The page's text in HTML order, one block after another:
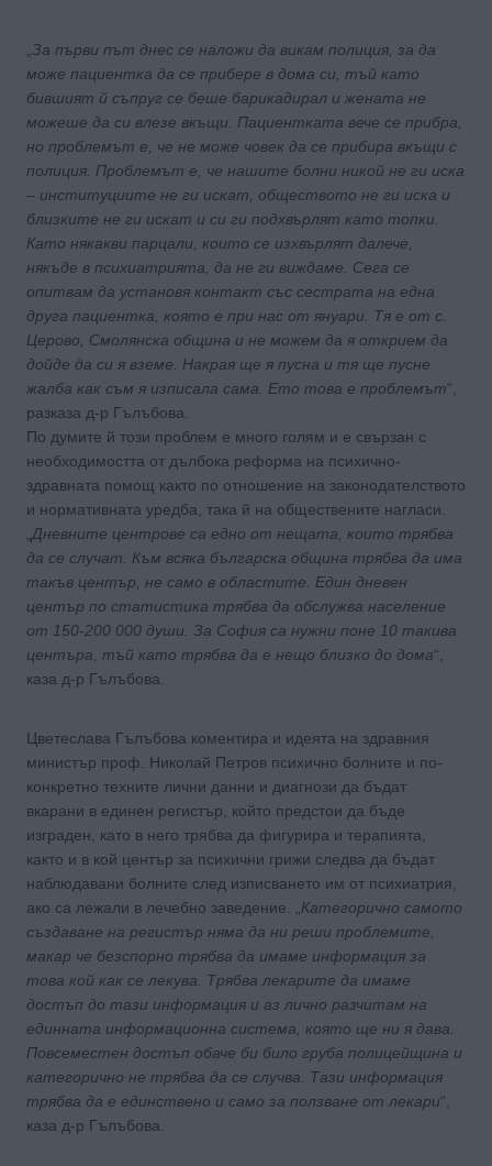
За първи път днес се наложи да викам полиция, за да
може пациентка да се прибере в дома си, тъй като
бившият й съпруг се беше барикадирал и жената не
можеше да си влезе вкъщи. Пациентката вече се прибра,
но проблемът е, че не може човек да се прибира вкъщи с
полиция. Проблемът е, че нашите болни никой не ги иска
– институциите не ги искат, обществото не ги иска и
близките не ги искат и си ги подхвърлят като топки.
Като някакви парцали, които се изхвърлят далече,
някъде в психиатрията, да не ги виждаме. Сега се
опитвам да установя контакт със сестрата на една
друга пациентка, която е при нас от януари. Тя е от с.
Церово, Смолянска община и не можем да я открием да
дойде да си я вземе. Накрая ще я пусна и тя ще пусне
жалба как съм я изписала сама. Ето това е проблемът“,
разказа д-р Гълъбова.
По думите й този проблем е много голям и е свързан с
необходимостта от дълбока реформа на психично-
здравната помощ както по отношение на законодателството
и нормативната уредба, така й на обществените нагласи.
Дневните центрове са едно от нещата, които трябва
да се случат. Към всяка българска община трябва да има
такъв център, не само в областите. Един дневен
център по статистика трябва да обслужва население
от 150-200 000 души. За София са нужни поне 10 такива
центъра, тъй като трябва да е нещо близко до дома“,
каза д-р Гълъбова.
Цветеслава Гълъбова коментира и идеята на здравния
министър проф. Николай Петров психично болните и по-
конкретно техните лични данни и диагнози да бъдат
вкарани в единен регистър, който предстои да бъде
изграден, като в него трябва да фигурира и терапията,
както и в кой център за психични грижи следва да бъдат
наблюдавани болните след изписването им от психиатрия,
ако са лежали в лечебно заведение. „ Категорично самото
създаване на регистър няма да ни реши проблемите,
макар че безспорно трябва да имаме информация за
това кой как се лекува. Трябва лекарите да имаме
достъп до тази информация и аз лично разчитам на
единната информационна система, която ще ни я дава.
Повсеместен достъп обаче би било груба полицейщина и
категорично не трябва да се случва. Тази информация
трябва да е единствено и само за ползване от лекари“,
каза д-р Гълъбова.